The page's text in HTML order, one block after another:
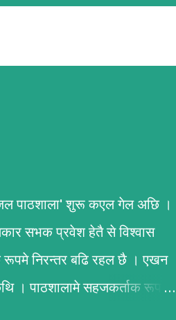
पाठशाला' शुरू कएल गेल अछि ।
सभक प्रवेश हेतै से विश्वास
निरन्तर बढि रहल छै । एखन
। पाठशालामे सहजकर्ताक रूपमे